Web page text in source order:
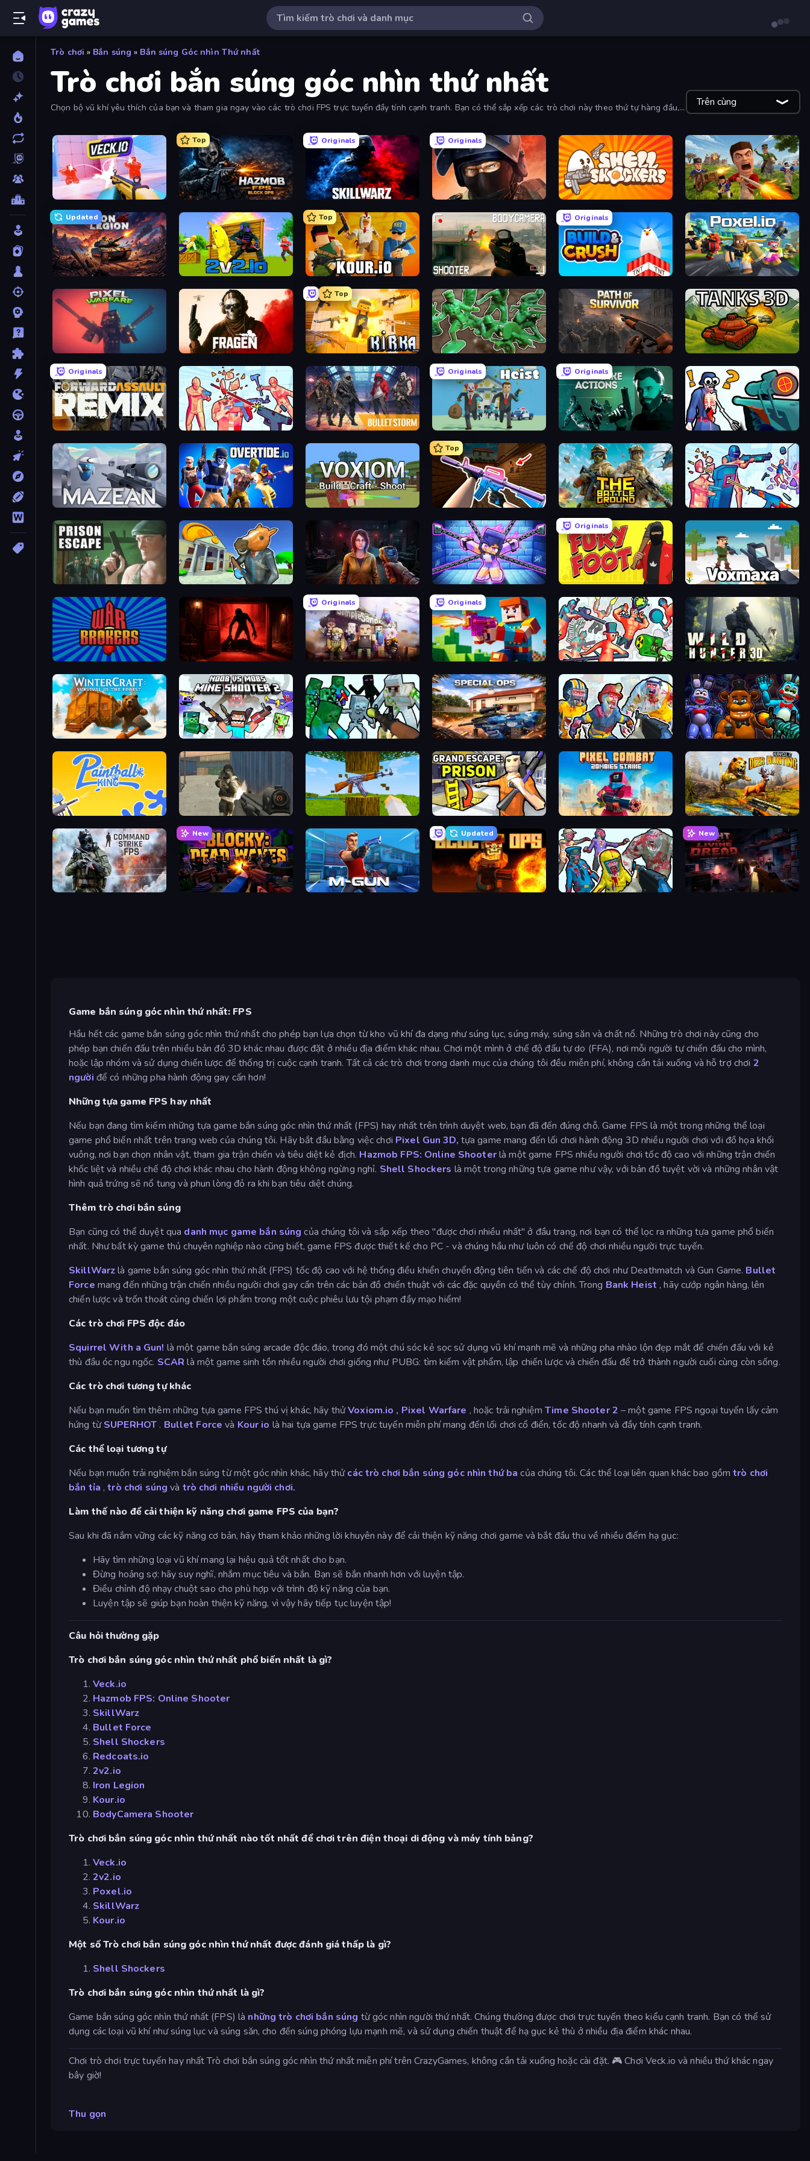
Trò chơi » Bắn súng » Bắn súng Góc nhìn Thứ nhất
Trò chơi bắn súng góc nhìn thứ nhất
Chọn bộ vũ khí yêu thích của bạn và tham gia ngay vào các trò chơi FPS trực tuyến đầy tính cạnh tranh. Bạn có thể sắp xếp các trò chơi này theo thứ tự hàng đầu,
Trên cùng
Veck.io
Top
Hazmob FPS: Online Shooter
Originals
SkillWarz
Originals
Bullet Force Shell Shockers Redcoats.io
Updated
Iron Legion
Top
Kour.io BodyCamera Shooter
Originals
Poxel.io
Pixel Warfare Fragen
Top
Kirka.io Soldiers - Capture and Control! Path of Survivor Tanks 3D
Originals
Forward Assault Remix Time Shooter 2 Bulletstorm
Originals
Bank Heist
Originals
Take Actions Sniper Shot: Bullet Time
Mazean Overtide.io Voxiom.io
Top
KS Z The Battleground Time Shooter 3: SWAT
Prison Escape Bank Robbery 3 Survival Zone Zombie Outbreak Mini Mine
Originals
Fury Foot Voxmaxa
War Brokers Doors Castle
Originals
Simple Sandbox 3
Originals
Bit Gun.io Funny Shooter 2 Wild Hunter 3D
WinterCraft: Survival in the Forest Mine Shooter 2: Noob vs Mobs Special Ops: GO Zombies Shooter: Part 2 FNaF Shooter
Paintball King Masked Forces Mine Shooter 3D Grand Escape: Prison Pixel Combat: Zombies Strike Jungle Deer Hunting
Command Strike FPS
New
Blocky: Dead Waves Muscle Gun.IO
Updated
BLOCOPS Zombies Shooter
New
Night Of The Living Dread
Game bắn súng góc nhìn thứ nhất: FPS
Hầu hết các game bắn súng góc nhìn thứ nhất cho phép bạn lựa chọn từ kho vũ khí đa dạng như súng lục, súng máy, súng săn và chất nổ. Những trò chơi này cũng cho
phép bạn chiến đấu trên nhiều bản đồ 3D khác nhau được đặt ở nhiều địa điểm khác nhau. Chơi một mình ở chế độ đấu tự do (FFA), nơi mỗi người tự chiến đấu cho mình,
hoặc lập nhóm và sử dụng chiến lược để thống trị cuộc cạnh tranh. Tất cả các trò chơi trong danh mục của chúng tôi đều miễn phí, không cần tải xuống và hỗ trợ chơi 2
người để có những pha hành động gay cấn hơn!
Những tựa game FPS hay nhất
Nếu bạn đang tìm kiếm những tựa game bắn súng góc nhìn thứ nhất (FPS) hay nhất trên trình duyệt web, bạn đã đến đúng chỗ. Game FPS là một trong những thể loại
game phổ biến nhất trên trang web của chúng tôi. Hãy bắt đầu bằng việc chơi Pixel Gun 3D, tựa game mang đến lối chơi hành động 3D nhiều người chơi với đồ họa khối
vuông, nơi bạn chọn nhân vật, tham gia trận chiến và tiêu diệt kẻ địch. Hazmob FPS: Online Shooterlà một game FPS nhiều người chơi tốc độ cao với những trận chiến
khốc liệt và nhiều chế độ chơi khác nhau cho hành động không ngừng nghỉ. Shell Shockers là một trong những tựa game như vậy, với bản đồ tuyệt vời và những nhân vật
hình quả trứng sẽ nổ tung và phun lòng đỏ ra khi bạn tiêu diệt chúng.
Thêm trò chơi bắn súng
Bạn cũng có thể duyệt qua danh mục game bắn súng của chúng tôi và sắp xếp theo "được chơi nhiều nhất" ở đầu trang, nơi bạn có thể lọc ra những tựa game phổ biến
nhất. Như bất kỳ game thủ chuyên nghiệp nào cũng biết, game FPS được thiết kế cho PC - và chúng hầu như luôn có chế độ chơi nhiều người trực tuyến.
SkillWarzlà game bắn súng góc nhìn thứ nhất (FPS) tốc độ cao với hệ thống điều khiển chuyển động tiên tiến và các chế độ chơi như Deathmatch và Gun Game. Bullet
Force mang đến những trận chiến nhiều người chơi gay cấn trên các bản đồ chiến thuật với các đặc quyền có thể tùy chỉnh. Trong Bank Heist , hãy cướp ngân hàng, lên
chiến lược và trốn thoát cùng chiến lợi phẩm trong một cuộc phiêu lưu tội phạm đầy mạo hiểm!
Các trò chơi FPS độc đáo
Squirrel With a Gun! là một game bắn súng arcade độc đáo, trong đó một chú sóc kẻ sọc sử dụng vũ khí mạnh mẽ và những pha nhào lộn đẹp mắt để chiến đấu với kẻ
thù đầu óc ngu ngốc. SCAR là một game sinh tồn nhiều người chơi giống như PUBG: tìm kiếm vật phẩm, lập chiến lược và chiến đấu để trở thành người cuối cùng còn sống.
Các trò chơi tương tự khác
Nếu bạn muốn tìm thêm những tựa game FPS thú vị khác, hãy thửVoxiom.io , Pixel Warfare , hoặc trải nghiệmTime Shooter 2 – một game FPS ngoại tuyến lấy cảm
hứng từSUPERHOT . Bullet Force và Kour io là hai tựa game FPS trực tuyến miễn phí mang đến lối chơi cổ điển, tốc độ nhanh và đầy tính cạnh tranh.
Các thể loại tương tự
Nếu bạn muốn trải nghiệm bắn súng từ một góc nhìn khác, hãy thửcác trò chơi bắn súng góc nhìn thứ ba của chúng tôi. Các thể loại liên quan khác bao gồmtrò chơi
bắn tỉa ,trò chơi súng và trò chơi nhiều người chơi.
Làm thế nào để cải thiện kỹ năng chơi game FPS của bạn?
Sau khi đã nắm vững các kỹ năng cơ bản, hãy tham khảo những lời khuyên này để cải thiện kỹ năng chơi game và bắt đầu thu về nhiều điểm hạ gục:
Hãy tìm những loại vũ khí mang lại hiệu quả tốt nhất cho bạn.
Đừng hoảng sợ: hãy suy nghĩ, nhắm mục tiêu và bắn. Bạn sẽ bắn nhanh hơn với luyện tập.
Điều chỉnh độ nhạy chuột sao cho phù hợp với trình độ kỹ năng của bạn.
Luyện tập sẽ giúp bạn hoàn thiện kỹ năng, vì vậy hãy tiếp tục luyện tập!
Câu hỏi thường gặp
Trò chơi bắn súng góc nhìn thứ nhất phổ biến nhất là gì?
Veck.io
Hazmob FPS: Online Shooter
SkillWarz
Bullet Force
Shell Shockers
Redcoats.io
2v2.io
Iron Legion
Kour.io
BodyCamera Shooter
Trò chơi bắn súng góc nhìn thứ nhất nào tốt nhất để chơi trên điện thoại di động và máy tính bảng?
Veck.io
2v2.io
Poxel.io
SkillWarz
Kour.io
Một số Trò chơi bắn súng góc nhìn thứ nhất được đánh giá thấp là gì?
Shell Shockers
Trò chơi bắn súng góc nhìn thứ nhất là gì?
Game bắn súng góc nhìn thứ nhất (FPS) là những trò chơi bắn súng từ góc nhìn người thứ nhất. Chúng thường được chơi trực tuyến theo kiểu cạnh tranh. Bạn có thể sử
dụng các loại vũ khí như súng lục và súng săn, cho đến súng phóng lựu mạnh mẽ, và sử dụng chiến thuật để hạ gục kẻ thù ở nhiều địa điểm khác nhau.
Chơi trò chơi trực tuyến hay nhất Trò chơi bắn súng góc nhìn thứ nhất miễn phí trên CrazyGames, không cần tải xuống hoặc cài đặt. 🎮 Chơi Veck.io và nhiều thứ khác ngay
bây giờ!
Thu gọn